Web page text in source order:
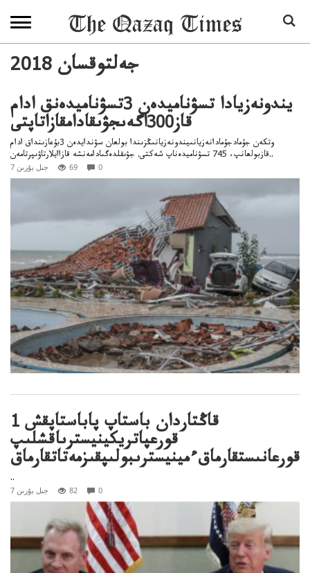
2018 جەلتوقسان
يندونەزيادا تسۋناميدەن 3تسۋناميدەنق ادام
قاز300اگەىجۋىقادامقازاتاپتى
وتكەن جۇمادجۇمادانەزيانىيندونەزيانىڭزىندا بولعان سۋندايدەن 3بۇعازىنداق ادام
قازبولعانپ، 745 تسۋناميدەناپ شەكتى. جۋىقلدەگىادامەنشە قازاايلارتاۋىپرتامەن..
7 جىل بۇرىن 69 0
1 قاڭتاردان باستاپ پاباستاپقش
قورعپاتريكينيسترىاقشلىپ
قورعانىستقارماقءمينيسترىبولىپقىزمەتاتقارماق
..
7 جىل بۇرىن 82 0